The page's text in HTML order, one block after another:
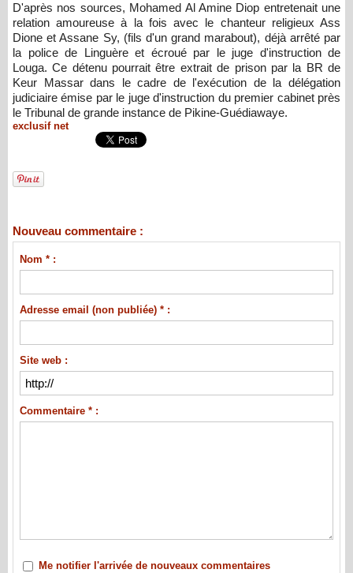
D'après nos sources, Mohamed Al Amine Diop entretenait une
relation amoureuse à la fois avec le chanteur religieux Ass
Dione et Assane Sy, (fils d'un grand marabout), déjà arrêté par
la police de Linguère et écroué par le juge d'instruction de
Louga. Ce détenu pourrait être extrait de prison par la BR de
Keur Massar dans le cadre de l'exécution de la délégation
judiciaire émise par le juge d'instruction du premier cabinet près
le Tribunal de grande instance de Pikine-Guédiawaye.
exclusif net
Nouveau commentaire :
Nom * :
Adresse email (non publiée) * :
Site web :
Commentaire * :
Me notifier l'arrivée de nouveaux commentaires